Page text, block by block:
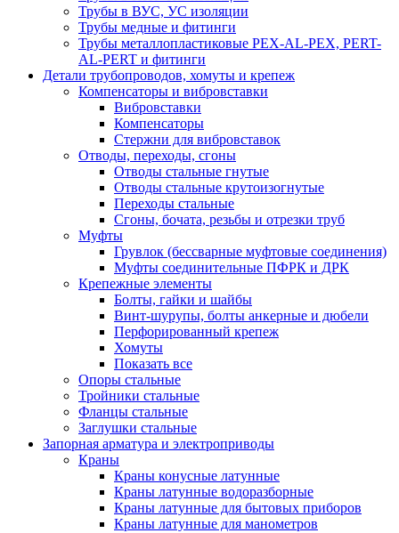
Трубы в ВУС, УС изоляции
Трубы медные и фитинги
Трубы металлопластиковые PEX-AL-PEX, PERT-
AL-PERT и фитинги
Детали трубопроводов, хомуты и крепеж
Компенсаторы и вибровставки
Вибровставки
Компенсаторы
Стержни для вибровставок
Отводы, переходы, сгоны
Отводы стальные гнутые
Отводы стальные крутоизогнутые
Переходы стальные
Сгоны, бочата, резьбы и отрезки труб
Муфты
Грувлок (бессварные муфтовые соединения)
Муфты соединительные ПФРК и ДРК
Крепежные элементы
Болты, гайки и шайбы
Винт-шурупы, болты анкерные и дюбели
Перфорированный крепеж
Хомуты
Показать все
Опоры стальные
Тройники стальные
Фланцы стальные
Заглушки стальные
Запорная арматура и электроприводы
Краны
Краны конусные латунные
Краны латунные водоразборные
Краны латунные для бытовых приборов
Краны латунные для манометров